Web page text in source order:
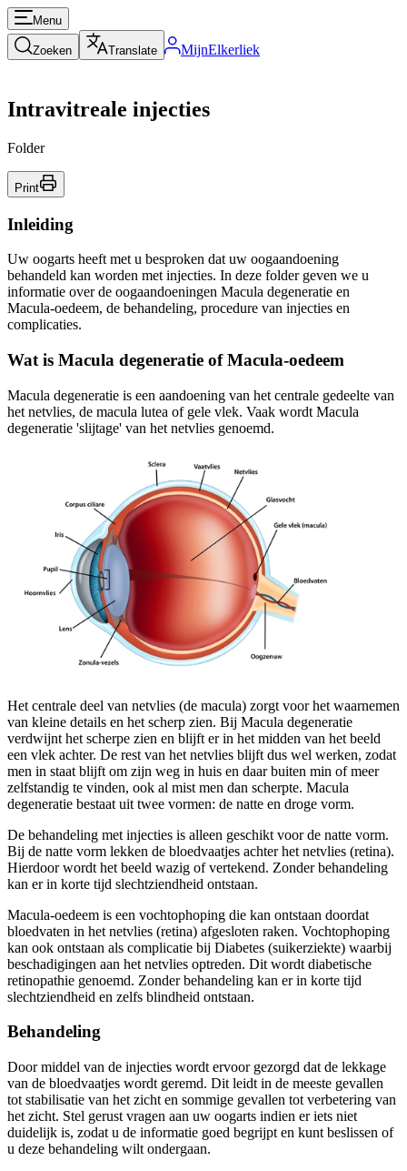
Menu
Zoeken Translate MijnElkerliek
Intravitreale injecties
Folder
Print
Inleiding
Uw oogarts heeft met u besproken dat uw oogaandoening
behandeld kan worden met injecties. In deze folder geven we u
informatie over de oogaandoeningen Macula degeneratie en
Macula-oedeem, de behandeling, procedure van injecties en
complicaties.
Wat is Macula degeneratie of Macula-oedeem
Macula degeneratie is een aandoening van het centrale gedeelte van
het netvlies, de macula lutea of gele vlek. Vaak wordt Macula
degeneratie 'slijtage' van het netvlies genoemd.
Het centrale deel van netvlies (de macula) zorgt voor het waarnemen
van kleine details en het scherp zien. Bij Macula degeneratie
verdwijnt het scherpe zien en blijft er in het midden van het beeld
een vlek achter. De rest van het netvlies blijft dus wel werken, zodat
men in staat blijft om zijn weg in huis en daar buiten min of meer
zelfstandig te vinden, ook al mist men dan scherpte. Macula
degeneratie bestaat uit twee vormen: de natte en droge vorm.
De behandeling met injecties is alleen geschikt voor de natte vorm.
Bij de natte vorm lekken de bloedvaatjes achter het netvlies (retina).
Hierdoor wordt het beeld wazig of vertekend. Zonder behandeling
kan er in korte tijd slechtziendheid ontstaan.
Macula-oedeem is een vochtophoping die kan ontstaan doordat
bloedvaten in het netvlies (retina) afgesloten raken. Vochtophoping
kan ook ontstaan als complicatie bij Diabetes (suikerziekte) waarbij
beschadigingen aan het netvlies optreden. Dit wordt diabetische
retinopathie genoemd. Zonder behandeling kan er in korte tijd
slechtziendheid en zelfs blindheid ontstaan.
Behandeling
Door middel van de injecties wordt ervoor gezorgd dat de lekkage
van de bloedvaatjes wordt geremd. Dit leidt in de meeste gevallen
tot stabilisatie van het zicht en sommige gevallen tot verbetering van
het zicht. Stel gerust vragen aan uw oogarts indien er iets niet
duidelijk is, zodat u de informatie goed begrijpt en kunt beslissen of
u deze behandeling wilt ondergaan.